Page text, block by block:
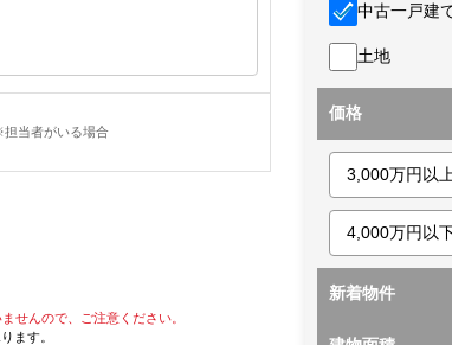
当者がいる場合
せんので、ご注意ください。
ます。
中古一戸建
土地
価格
新着物件